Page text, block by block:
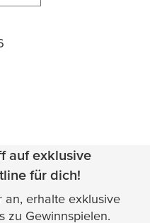
auf exklusive
für dich!
an, erhalte exklusive
zu Gewinnspielen.